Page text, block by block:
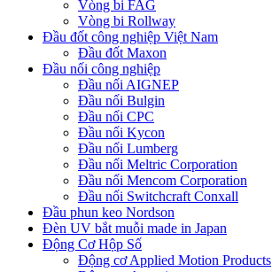
Vòng bi FAG
Vòng bi Rollway
Đầu đốt công nghiệp Việt Nam
Đầu đốt Maxon
Đầu nối công nghiệp
Đầu nối AIGNEP
Đầu nối Bulgin
Đầu nối CPC
Đầu nối Kycon
Đầu nối Lumberg
Đầu nối Meltric Corporation
Đầu nối Mencom Corporation
Đầu nối Switchcraft Conxall
Đầu phun keo Nordson
Đèn UV bắt muỗi made in Japan
Động Cơ Hộp Số
Động cơ Applied Motion Products